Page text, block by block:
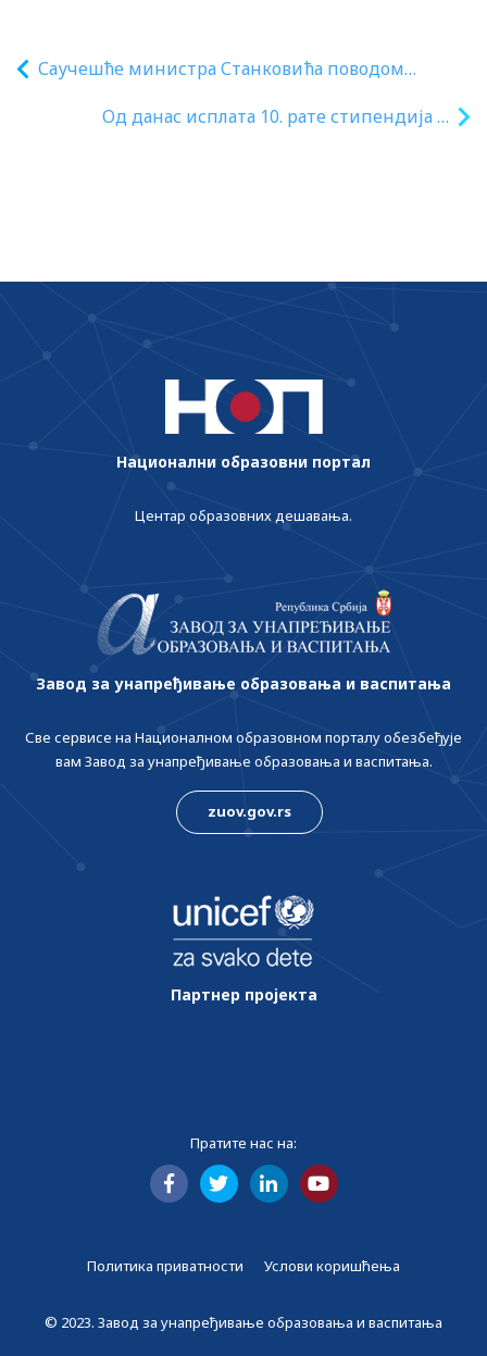
Саучешће министра Станковића поводом
Од данас исплата 10. рате стипендија и
Национални образовни портал
Центар образовних дешавања.
Завод за унапређивање образовања и васпитања
Све сервисе на Националном образовном порталу обезбеђује
вам Завод за унапређивање образовања и васпитања.
zuov.gov.rs
Партнер пројекта
Пратите нас на:
Политика приватности Услови коришћења
© 2023. Завод за унапређивање образовања и васпитања